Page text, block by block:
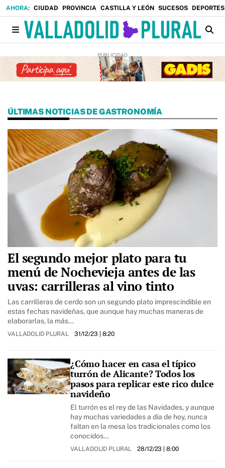
CIUDAD PROVINCIA CASTILLA Y LEÓN SUCESOS DEPORTES
ÚLTIMAS NOTICIAS DE GASTRONOMÍA
El segundo mejor plato para tu
menú de Nochevieja antes de las
uvas: carrilleras al vino tinto
Las carrilleras de cerdo son un segundo plato imprescindible en
estas fechas navideñas, que aunque hay muchas maneras de
elaborarlas, la más…
VALLADOLID PLURAL 31/12/23 | 8:20
¿Cómo hacer en casa el típico
turrón de Alicante? Todos los
pasos para replicar este rico dulce
navideño
El turrón es el rey de las Navidades, y aunque
hay muchas variedades a día de hoy, nunca
faltan en la mesa los tradicionales como los
conocidos…
VALLADOLID PLURAL 28/12/23 | 8:00